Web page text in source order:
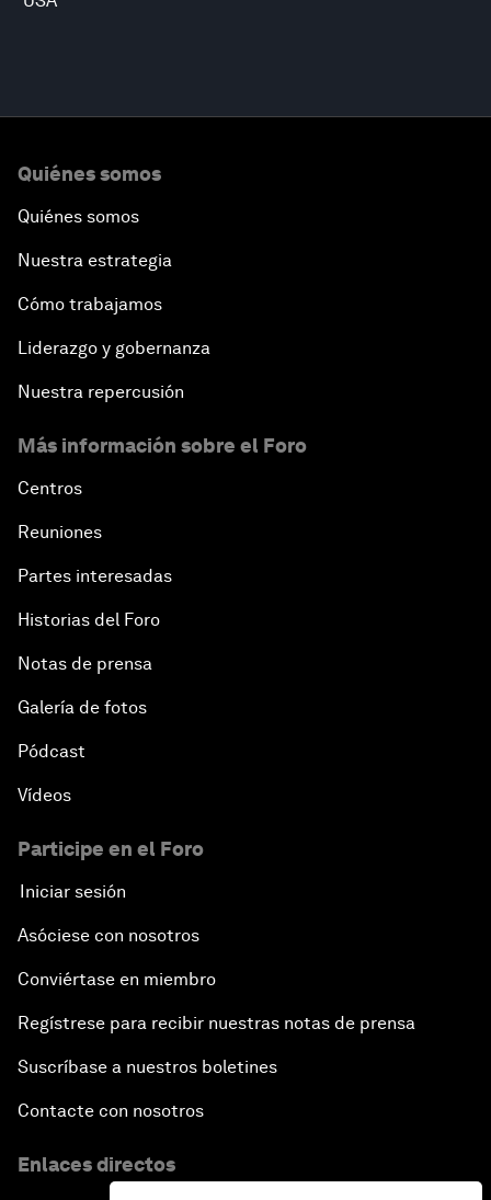
Quiénes somos
Quiénes somos
Nuestra estrategia
Cómo trabajamos
Liderazgo y gobernanza
Nuestra repercusión
Más información sobre el Foro
Centros
Reuniones
Partes interesadas
Historias del Foro
Notas de prensa
Galería de fotos
Pódcast
Vídeos
Participe en el Foro
Iniciar sesión
Asóciese con nosotros
Conviértase en miembro
Regístrese para recibir nuestras notas de prensa
Suscríbase a nuestros boletines
Contacte con nosotros
Enlaces directos